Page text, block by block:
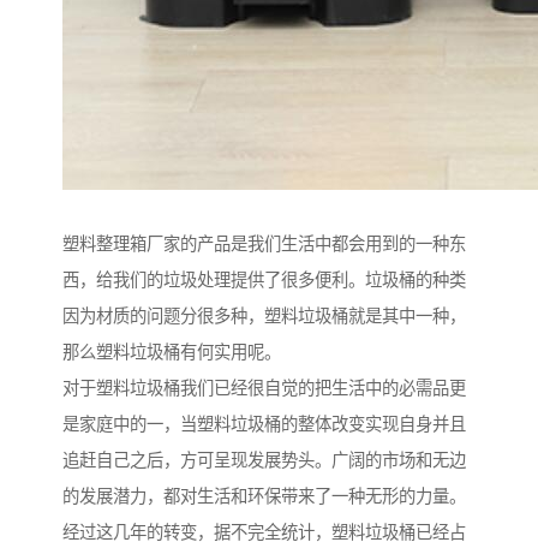
塑料整理箱厂家的产品是我们生活中都会用到的一种东
西，给我们的垃圾处理提供了很多便利。垃圾桶的种类
因为材质的问题分很多种，塑料垃圾桶就是其中一种，
那么塑料垃圾桶有何实用呢。
对于塑料垃圾桶我们已经很自觉的把生活中的必需品更
是家庭中的一，当塑料垃圾桶的整体改变实现自身并且
追赶自己之后，方可呈现发展势头。广阔的市场和无边
的发展潜力，都对生活和环保带来了一种无形的力量。
经过这几年的转变，据不完全统计，塑料垃圾桶已经占